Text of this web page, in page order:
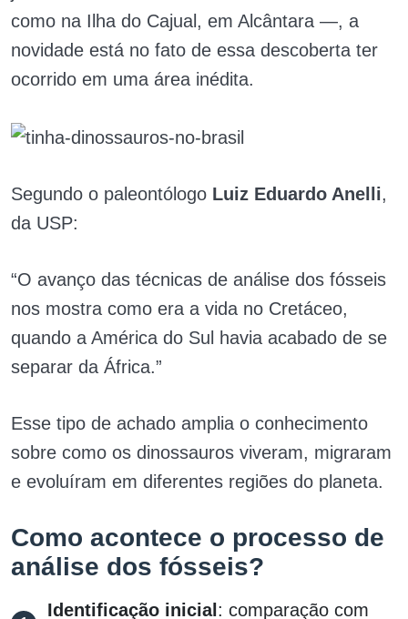
como na Ilha do Cajual, em Alcântara —, a
novidade está no fato de essa descoberta ter
ocorrido em uma área inédita.
Segundo o paleontólogo Luiz Eduardo Anelli,
da USP:
“O avanço das técnicas de análise dos fósseis
nos mostra como era a vida no Cretáceo,
quando a América do Sul havia acabado de se
separar da África.”
Esse tipo de achado amplia o conhecimento
sobre como os dinossauros viveram, migraram
e evoluíram em diferentes regiões do planeta.
Como acontece o processo de
análise dos fósseis?
Identificação inicial : comparação com